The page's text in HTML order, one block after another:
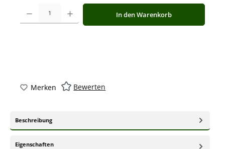
Produkt Anzahl: Gib den gewünschten Wert ein oder benutze die
In den Warenkorb
Merken Bewerten
Beschreibung
Eigenschaften